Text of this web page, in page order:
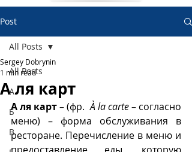
Post
All Posts
А
Б
В
All Posts
А ля карт
Sergey Dobrynin
1 min read
А ля карт – (фр. À la carte – согласно
меню) – форма обслуживания в
ресторане. Перечисление в меню и